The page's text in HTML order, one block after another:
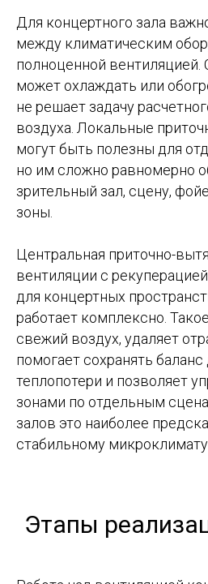
Для концертного зала
между климатическим
полноценной вентиляцией.
может охлаждать или
не решает задачу
воздуха. Локальные
могут быть полезны для
но им сложно равномерно
зрительный зал, сцену,
зоны.
Центральная приточно-
вентиляции с
для концертных
работает комплексно.
свежий воздух, удаляет
помогает сохранять
теплопотери и позволяет
зонами по отдельным
залов это наиболее
стабильному микроклимату.
Этапы